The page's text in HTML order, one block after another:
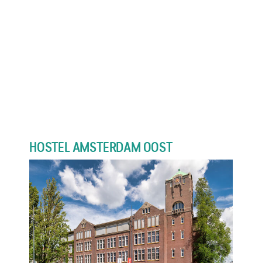
HOSTEL AMSTERDAM OOST